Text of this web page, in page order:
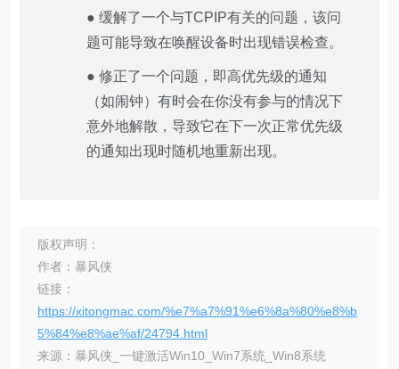
● 缓解了一个与TCPIP有关的问题，该问
题可能导致在唤醒设备时出现错误检查。
● 修正了一个问题，即高优先级的通知
（如闹钟）有时会在你没有参与的情况下
意外地解散，导致它在下一次正常优先级
的通知出现时随机地重新出现。
版权声明：
作者：暴风侠
链接：
https://xitongmac.com/%e7%a7%91%e6%8a%80%e8%b
5%84%e8%ae%af/24794.html
来源：暴风侠_一键激活Win10_Win7系统_Win8系统